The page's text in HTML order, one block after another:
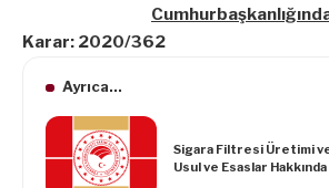
Karar: 2020/362
Ayrıca...
Sigara Filtresi Üretimi
Usul ve Esaslar